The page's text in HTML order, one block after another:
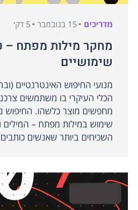
מדריכים 15 בנובמבר 5 דק׳
מחקר מילות מפתח –
שימושיים
מנועי החיפוש האינטרנטיים
הכלי העיקרי בו משתמשים
מחפשים מוצר כלשהו. החיפוש
שימוש במילות מפתח – המילים
השכיחים ביותר שאנשים